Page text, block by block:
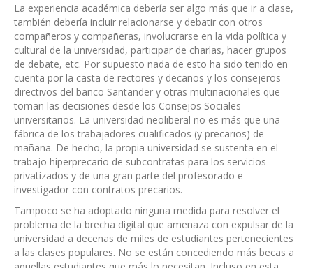
La experiencia académica debería ser algo más que ir a clase,
también debería incluir relacionarse y debatir con otros
compañeros y compañeras, involucrarse en la vida política y
cultural de la universidad, participar de charlas, hacer grupos
de debate, etc. Por supuesto nada de esto ha sido tenido en
cuenta por la casta de rectores y decanos y los consejeros
directivos del banco Santander y otras multinacionales que
toman las decisiones desde los Consejos Sociales
universitarios. La universidad neoliberal no es más que una
fábrica de los trabajadores cualificados (y precarios) de
mañana. De hecho, la propia universidad se sustenta en el
trabajo hiperprecario de subcontratas para los servicios
privatizados y de una gran parte del profesorado e
investigador con contratos precarios.
Tampoco se ha adoptado ninguna medida para resolver el
problema de la brecha digital que amenaza con expulsar de la
universidad a decenas de miles de estudiantes pertenecientes
a las clases populares. No se están concediendo más becas a